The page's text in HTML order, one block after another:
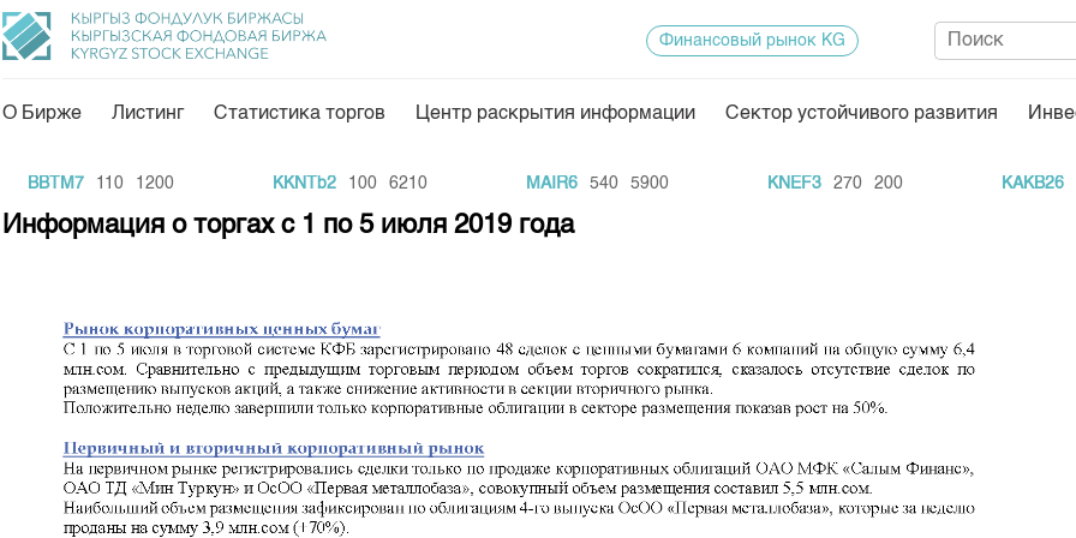
Общая информация
Внутренний аудитор
Комитеты
Наши партнеры
Cтратегия развития
Товарно-сырьевой сектор
Тарифы
Аналитика
Финансовый рынок KG
Пресс-клуб
25 лет ЗАО КФБ
Финансовый рынок KG
О Бирже Листинг Статистика торгов Центр раскрытия информации Сектор устойчивого развития
BBTM7 110 1200 KKNTb2 100 6210 MAIR6 540 5900 KNEF3 270 200 KAKB26 20
Информация о торгах c 1 по 5 июля 2019 года